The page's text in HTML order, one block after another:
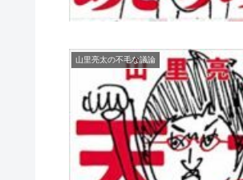
山里亮太の不毛な議論